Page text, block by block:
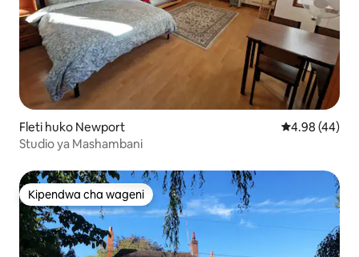
Fleti huko Newport Ukadiriaji wa
4.98 (44)
Studio ya Mashambani
Kipendwa cha wageni
Kipendwa cha wageni